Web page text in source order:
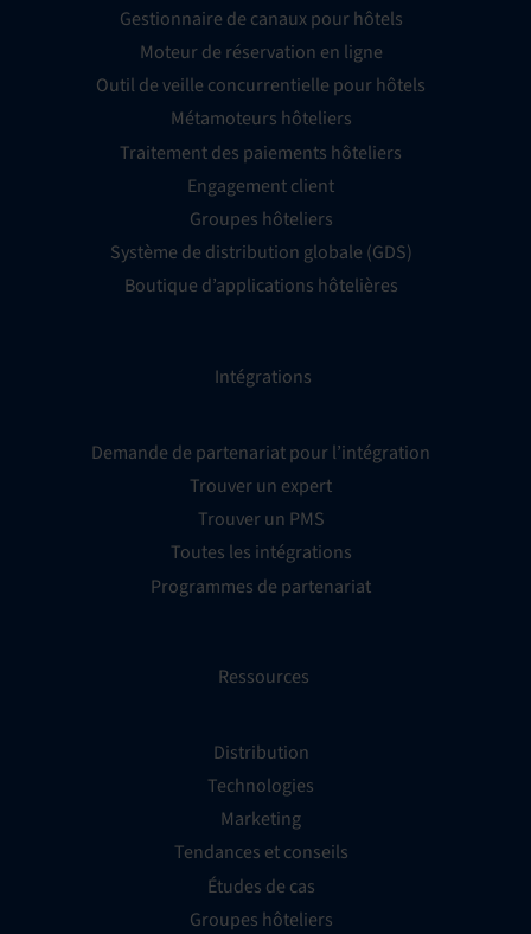
Gestionnaire de canaux pour hôtels
Moteur de réservation en ligne
Outil de veille concurrentielle pour hôtels
Métamoteurs hôteliers
Traitement des paiements hôteliers
Engagement client
Groupes hôteliers
Système de distribution globale (GDS)
Boutique d’applications hôtelières
Intégrations
Demande de partenariat pour l’intégration
Trouver un expert
Trouver un PMS
Toutes les intégrations
Programmes de partenariat
Ressources
Distribution
Technologies
Marketing
Tendances et conseils
Études de cas
Groupes hôteliers